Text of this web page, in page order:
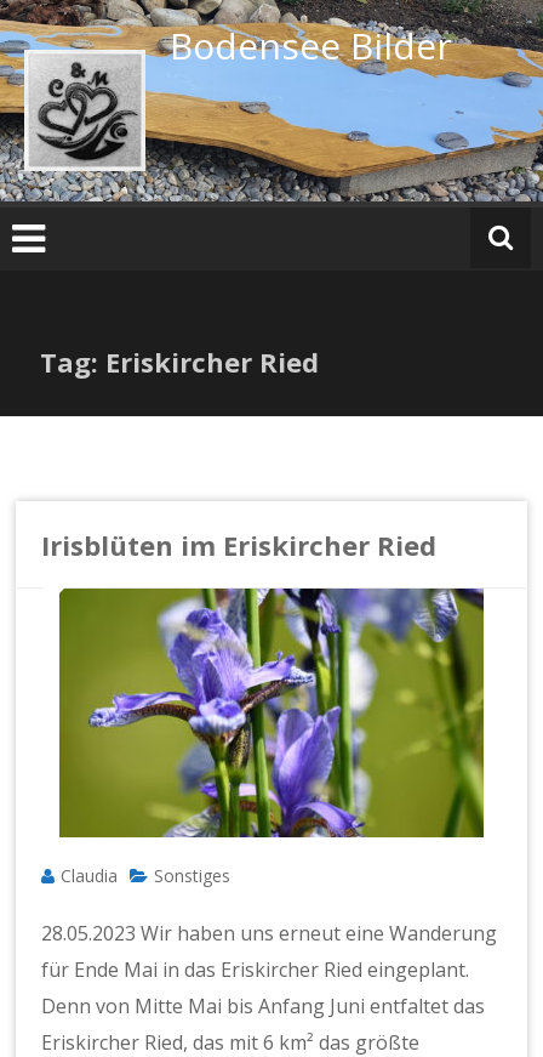
Zum
Inhalt
springen
Bodensee Bilder
Tag: Eriskircher Ried
Irisblüten im Eriskircher Ried
Claudia Sonstiges
28.05.2023 Wir haben uns erneut eine Wanderung
für Ende Mai in das Eriskircher Ried eingeplant.
Denn von Mitte Mai bis Anfang Juni entfaltet das
Eriskircher Ried, das mit 6 km² das größte